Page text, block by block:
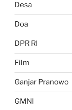
Desa
Doa
DPR RI
Film
Ganjar Pranowo
GMNI